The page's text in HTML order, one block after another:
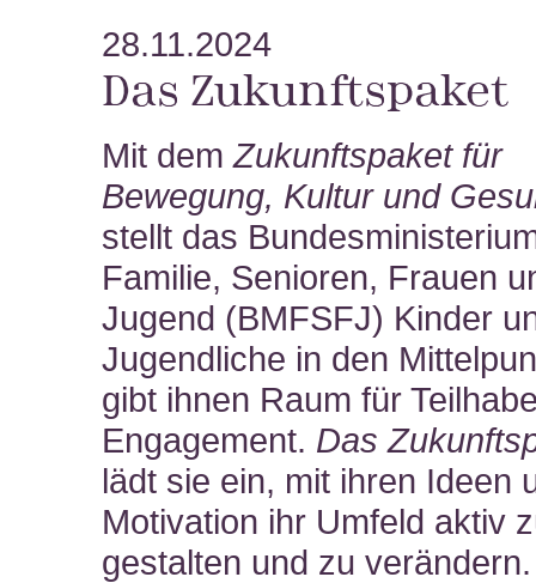
28.11.2024
Das Zukunftspaket
Mit demZukunftspaket für
Bewegung, Kultur und
stellt das
Familie, Senioren, Frauen
Jugend (BMFSFJ) Kinder
Jugendliche in den
gibt ihnen Raum für
Engagement. Das
lädt sie ein, mit ihren Ideen
Motivation ihr Umfeld aktiv
gestalten und zu verändern.